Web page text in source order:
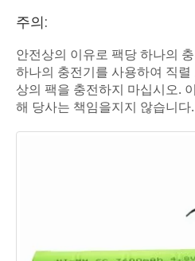
주의:
안전상의 이유로 팩당 하나의
하나의 충전기를 사용하여 직
상의 팩을 충전하지 마십시오.
해 당사는 책임을지지 않습니다.